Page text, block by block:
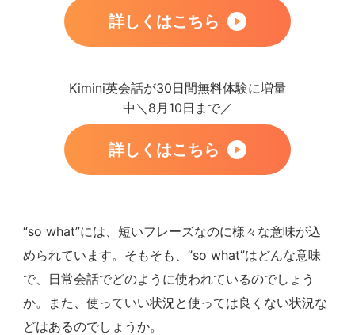
詳しくはこちら
Kimini英会話が30日間無料体験に増量
中＼8月10日まで／
詳しくはこちら
“so what”には、短いフレーズなのに様々な意味が込
められています。そもそも、”so what”はどんな意味
で、日常会話でどのように使われているのでしょう
か。また、使っていい状況と使っては良くない状況な
どはあるのでしょうか。